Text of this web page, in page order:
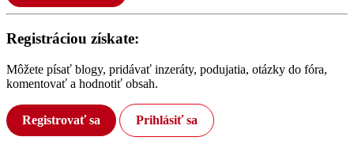
Registráciou získate:
Môžete písať blogy, pridávať inzeráty, podujatia, otázky do fóra,
komentovať a hodnotiť obsah.
Registrovať sa Prihlásiť sa